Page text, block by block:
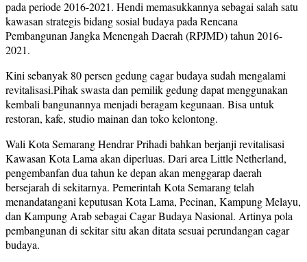
pada periode 2016-2021. Hendi memasukkannya sebagai salah satu
kawasan strategis bidang sosial budaya pada Rencana
Pembangunan Jangka Menengah Daerah (RPJMD) tahun 2016-
2021.
Kini sebanyak 80 persen gedung cagar budaya sudah mengalami
revitalisasi.Pihak swasta dan pemilik gedung dapat menggunakan
kembali bangunannya menjadi beragam kegunaan. Bisa untuk
restoran, kafe, studio mainan dan toko kelontong.
Wali Kota Semarang Hendrar Prihadi bahkan berjanji revitalisasi
Kawasan Kota Lama akan diperluas. Dari area Little Netherland,
pengembanfan dua tahun ke depan akan menggarap daerah
bersejarah di sekitarnya. Pemerintah Kota Semarang telah
menandatangani keputusan Kota Lama, Pecinan, Kampung Melayu,
dan Kampung Arab sebagai Cagar Budaya Nasional. Artinya pola
pembangunan di sekitar situ akan ditata sesuai perundangan cagar
budaya.